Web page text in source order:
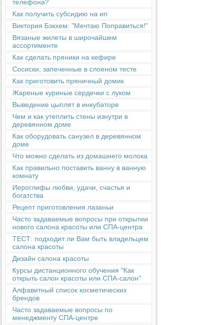
телефона?
Как получить субсидию на ип
Виктория Бэкхем: "Мечтаю Поправиться!"
Вязаные жилеты в широчайшем
ассортименте
Как сделать пряники на кефире
Сосиски, запеченные в слоеном тесте
Как приготовить пряничный домик
Жареные куриные сердечки с луком
Выведение цыплят в инкубаторе
Чем и как утеплить стены изнутри в
деревянном доме
Как оборудовать санузел в деревянном
доме
Что можно сделать из домашнего молока
Как правильно поставить ванну в ванную
комнату
Иероглифы любви, удачи, счастья и
богатства
Рецепт приготовления лазаньи
Часто задаваемые вопросы при открытии
нового салона красоты или СПА-центра
ТЕСТ: подходит ли Вам быть владельцем
салона красоты
Дизайн салона красоты
Курсы дистанционного обучения "Как
открыть салон красоты или СПА-салон"
Алфавитный список косметических
брендов
Часто задаваемые вопросы по
менеджменту СПА-центре